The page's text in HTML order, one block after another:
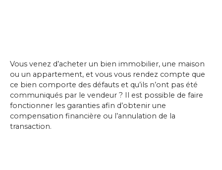
Vous venez d’acheter un bien immobilier, une maison
ou un appartement, et vous vous rendez compte que
ce bien comporte des défauts et qu’ils n’ont pas été
communiqués par le vendeur ? Il est possible de faire
fonctionner les garanties afin d’obtenir une
compensation financière ou l’annulation de la
transaction.